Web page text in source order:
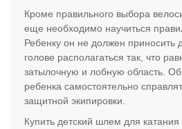
Кроме правильного выбора
еще необходимо научиться
Ребенку он не должен приносить
голове располагаться так, что
затылочную и лобную область.
ребенка самостоятельно
защитной экипировки.
Купить детский шлем для катания